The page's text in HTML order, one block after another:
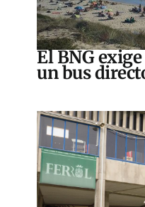
El BNG
un bus